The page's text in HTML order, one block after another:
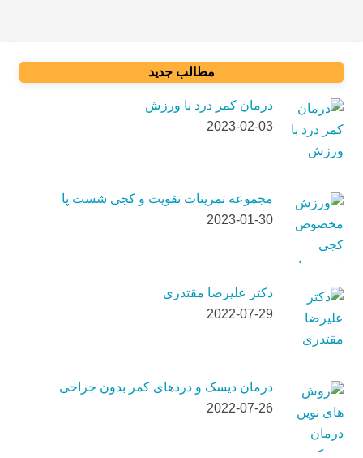
مطالب جدید
درمان کمر درد با ورزش
2023-02-03
مجموعه تمرینات تقویت و کجی شست پا
2023-01-30
دکتر علیرضا مقتدری
2022-07-29
درمان دیسک و دردهای کمر بدون جراحی
2022-07-26